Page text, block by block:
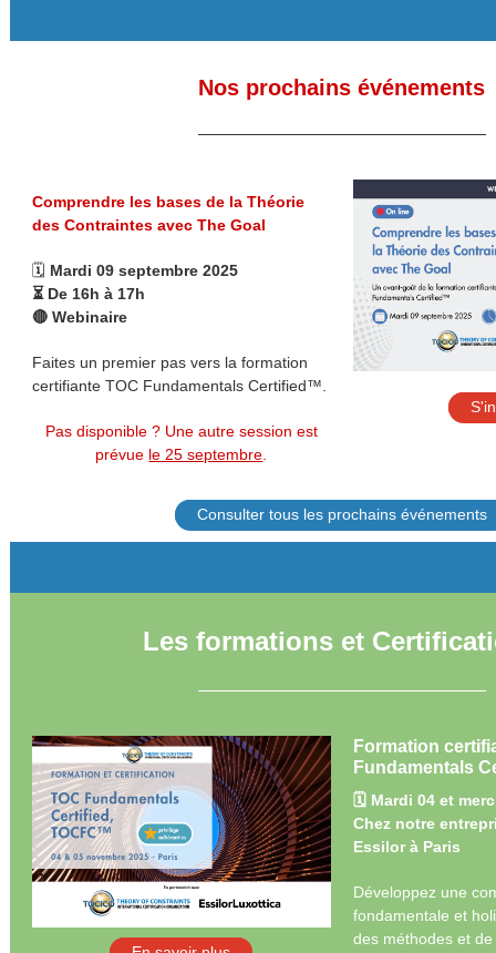
Nos prochains événements
Comprendre les bases de la Théorie
des Contraintes avec The Goal
🗓️ Mardi 09 septembre 2025
⏳ De 16h à 17h
🔴 Webinaire
Faites un premier pas vers la formation
certifiante TOC Fundamentals Certified™.
Pas disponible ? Une autre session est
prévue le 25 septembre.
Consulter tous les prochains événements
Les formations et
Formation
Fundamentals
🗓️ Mardi 04 et
Chez notre
Essilor à Paris
Développez une
fondamentale et
des méthodes et